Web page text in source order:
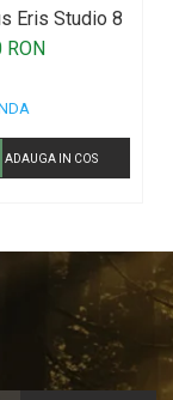
Eris Studio 8
RON
ADAUGA IN COS